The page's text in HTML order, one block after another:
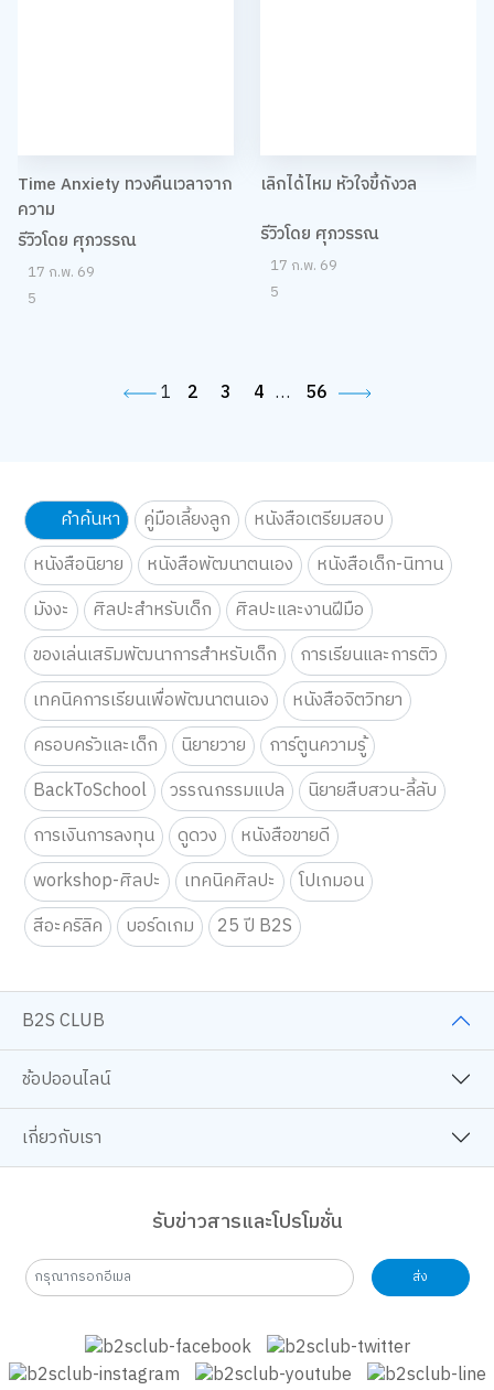
Time Anxiety ทวงคืนเวลาจาก
ความ
รีวิวโดย ศุภวรรณ
17 ก.พ. 69
5
เลิกได้ไหม หัวใจขี้กังวล
รีวิวโดย ศุภวรรณ
17 ก.พ. 69
1 2 3 4 … 56
คำค้นหา คู่มือเลี้ยงลูก
หนังสือเตรียมสอบ
หนังสือนิยาย
หนังสือพัฒนาตนเอง
หนังสือเด็ก-นิทาน
มังงะ
ศิลปะสำหรับเด็ก
ศิลปะและงานฝีมือ
ของเล่นเสริมพัฒนาการสำหรับเด็ก
การเรียนและการติว
เทคนิคการเรียนเพื่อพัฒนาตนเอง
หนังสือจิตวิทยา
ครอบครัวและเด็ก
นิยายวาย
การ์ตูนความรู้
BackToSchool
วรรณกรรมแปล
นิยายสืบสวน-ลี้ลับ
การเงินการลงทุน
ดูดวง
หนังสือขายดี
workshop-ศิลปะ
เทคนิคศิลปะ
โปเกมอน
สีอะคริลิค
บอร์ดเกม 25 ปี B2S
B2S CLUB
ช้อปออนไลน์
เกี่ยวกับเรา
รับข่าวสารและโปรโมชั่น
ส่ง